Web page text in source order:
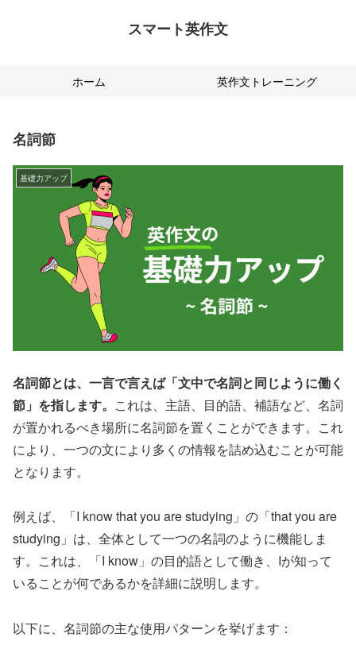
スマート英作文
ホーム 英作文トレーニング
名詞節
基礎力アップ
名詞節とは、一言で言えば「文中で名詞と同じように働く
節」を指します。 これは、主語、目的語、補語など、名詞
が置かれるべき場所に名詞節を置くことができます。これ
により、一つの文により多くの情報を詰め込むことが可能
となります。
例えば、「I know that you are studying」の「that you are
studying」は、全体として一つの名詞のように機能しま
す。これは、「I know」の目的語として働き、Iが知って
いることが何であるかを詳細に説明します。
以下に、名詞節の主な使用パターンを挙げます：